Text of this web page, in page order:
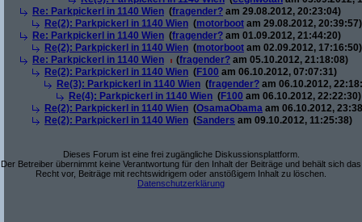
Re: Parkpickerl in 1140 Wien (fragender? am 29.08.2012, 20:23:04)
Re(2): Parkpickerl in 1140 Wien (motorboot am 29.08.2012, 20:39:57)
Re: Parkpickerl in 1140 Wien (fragender? am 01.09.2012, 21:44:20)
Re(2): Parkpickerl in 1140 Wien (motorboot am 02.09.2012, 17:16:50)
Re: Parkpickerl in 1140 Wien
(fragender? am 05.10.2012, 21:18:08)
Re(2): Parkpickerl in 1140 Wien (F100 am 06.10.2012, 07:07:31)
Re(3): Parkpickerl in 1140 Wien (fragender? am 06.10.2012,
Re(4): Parkpickerl in 1140 Wien (F100 am 06.10.2012, 22:22:30)
Re(2): Parkpickerl in 1140 Wien (OsamaObama am 06.10.2012,
Re(2): Parkpickerl in 1140 Wien (Sanders am 09.10.2012, 11:25:38)
Dieses Forum ist eine frei zugängliche Diskussionsplattform.
Der Betreiber übernimmt keine Verantwortung für den Inhalt der Beiträge und behält sich das
Recht vor, Beiträge mit rechtswidrigem oder anstößigem Inhalt zu löschen.
Datenschutzerklärung